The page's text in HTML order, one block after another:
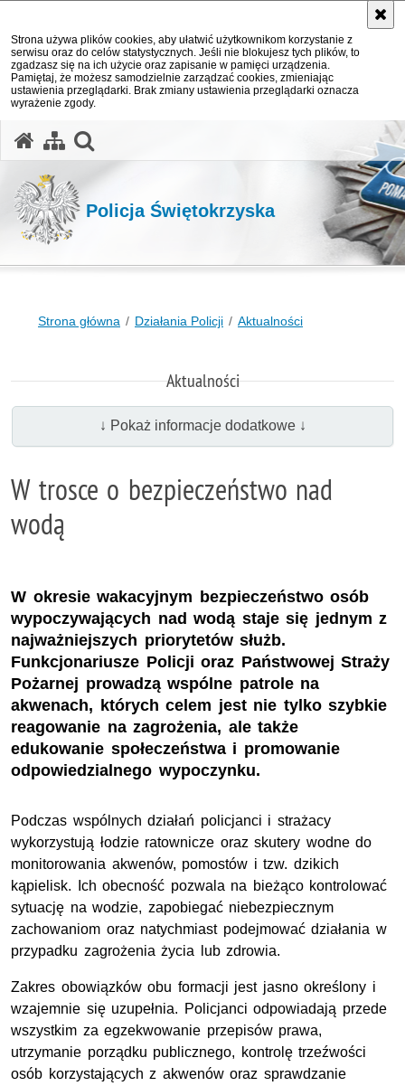
Strona używa plików cookies, aby ułatwić użytkownikom korzystanie z
serwisu oraz do celów statystycznych. Jeśli nie blokujesz tych plików, to
zgadzasz się na ich użycie oraz zapisanie w pamięci urządzenia.
Pamiętaj, że możesz samodzielnie zarządzać cookies, zmieniając
ustawienia przeglądarki. Brak zmiany ustawienia przeglądarki oznacza
wyrażenie zgody.
Policja Świętokrzyska
Strona główna Działania Policji Aktualności
Aktualności
↓ Pokaż informacje dodatkowe ↓
W trosce o bezpieczeństwo nad
wodą
W okresie wakacyjnym bezpieczeństwo osób
wypoczywających nad wodą staje się jednym z
najważniejszych priorytetów służb.
Funkcjonariusze Policji oraz Państwowej Straży
Pożarnej prowadzą wspólne patrole na
akwenach, których celem jest nie tylko szybkie
reagowanie na zagrożenia, ale także
edukowanie społeczeństwa i promowanie
odpowiedzialnego wypoczynku.
Podczas wspólnych działań policjanci i strażacy
wykorzystują łodzie ratownicze oraz skutery wodne do
monitorowania akwenów, pomostów i tzw. dzikich
kąpielisk. Ich obecność pozwala na bieżąco kontrolować
sytuację na wodzie, zapobiegać niebezpiecznym
zachowaniom oraz natychmiast podejmować działania w
przypadku zagrożenia życia lub zdrowia.
Zakres obowiązków obu formacji jest jasno określony i
wzajemnie się uzupełnia. Policjanci odpowiadają przede
wszystkim za egzekwowanie przepisów prawa,
utrzymanie porządku publicznego, kontrolę trzeźwości
osób korzystających z akwenów oraz sprawdzanie